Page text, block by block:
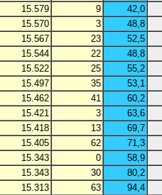
15.579 9
42,0
15.570 3
48,8
15.567 23
52,5
15.544 22
48,8
15.522 25
55,2
15.497 35
53,1
15.462 41
60,2
15.421 3
63,6
15.418 13
69,7
15.405 62
71,3
15.343 0
58,9
15.343 30
80,2
15.313 63
94,4